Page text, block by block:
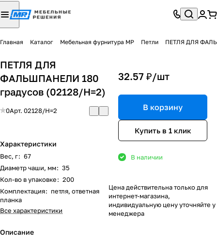
Главная Каталог Мебельная фурнитура МР Петли
ПЕТЛЯ ДЛЯ
ФАЛЬШПАНЕЛИ 180
градусов (02128/H=2)
0Арт. 02128/H=2
Характеристики
Вес, г: 67
Диаметр чаши, мм: 35
Кол-во в упаковке: 200
Комплектация: петля, ответная
планка
Все характеристики
Описание
32.57 ₽/шт
В корзину
Купить в 1 клик
В наличии
Цена действительна только для
интернет-магазина,
индивидуальную цену уточняйте у
менеджера